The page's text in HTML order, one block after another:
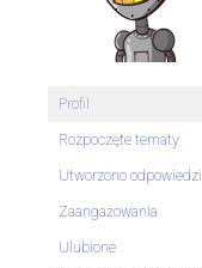
Profil
Rozpoczęte tematy
Utworzono odpowiedzi
Zaangażowania
Ulubione